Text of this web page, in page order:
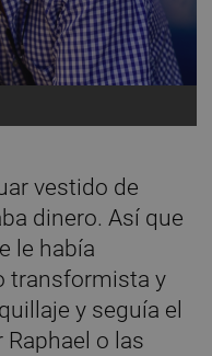
vestido de
dinero. Así que
le había
transformista y
y seguía el
o las